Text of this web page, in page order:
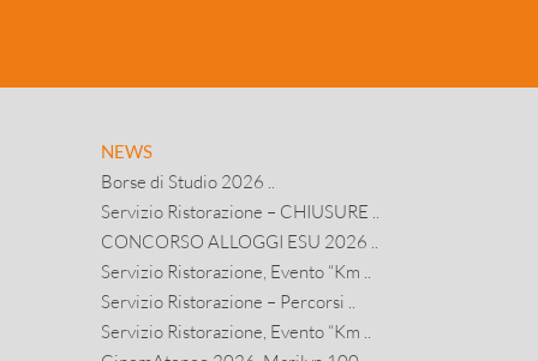
NEWS
Borse di Studio 2026 ..
Servizio Ristorazione – CHIUSURE ..
CONCORSO ALLOGGI ESU 2026 ..
Servizio Ristorazione, Evento “Km ..
Servizio Ristorazione – Percorsi ..
Servizio Ristorazione, Evento “Km ..